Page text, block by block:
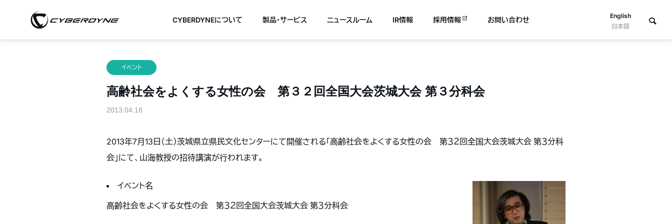
English
日本語
CYBERDYNEについて 製品・サービス ニュースルーム IR情報 採用情報 お問い合わせ
イベント
高齢社会をよくする女性の会 第３２回全国大会茨城大会 第３分科会
2013.04.18
2013年7月13日（土）茨城県立県民文化センターにて開催される「高齢社会をよくする女性の会 第３２回全国大会茨城大会 第３分科
会」にて、山海教授の招待講演が行われます。
イベント名
高齢社会をよくする女性の会 第３２回全国大会茨城大会 第３分科会